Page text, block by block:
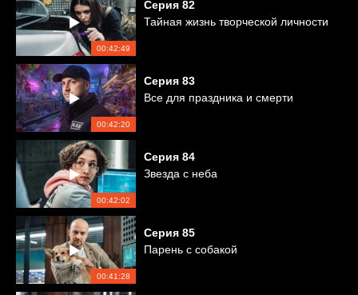
00:42:49
Серия 82
Тайная жизнь творческой личности
00:42:20
Серия 83
Все для праздника и смерти
00:42:02
Серия 84
Звезда с неба
00:41:28
Серия 85
Парень с собакой